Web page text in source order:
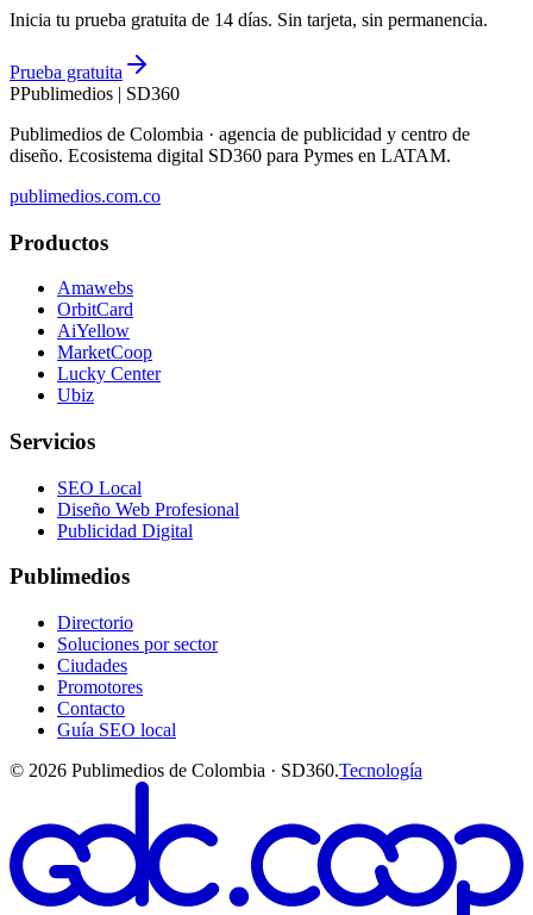
Inicia tu prueba gratuita de 14 días. Sin tarjeta, sin permanencia.
Prueba gratuita
PPublimedios | SD360
Publimedios de Colombia · agencia de publicidad y centro de
diseño. Ecosistema digital SD360 para Pymes en LATAM.
publimedios.com.co
Productos
Amawebs
OrbitCard
AiYellow
MarketCoop
Lucky Center
Ubiz
Servicios
SEO Local
Diseño Web Profesional
Publicidad Digital
Publimedios
Directorio
Soluciones por sector
Ciudades
Promotores
Contacto
Guía SEO local
© 2026 Publimedios de Colombia · SD360.Tecnología